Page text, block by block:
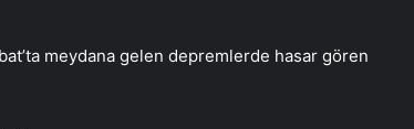
meydana gelen depremlerde hasar gören